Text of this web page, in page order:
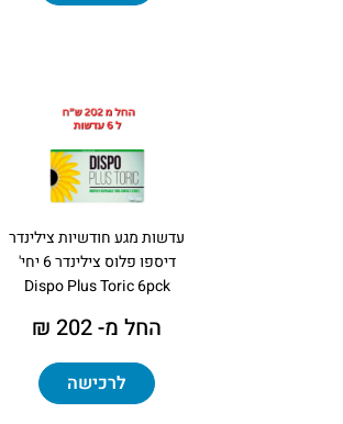
עדשות מגע חודשיות צילינדר
דיספו פלוס צילינדר 6 יחי'
Dispo Plus Toric 6pck
החל מ- 202 ₪
לרכישה